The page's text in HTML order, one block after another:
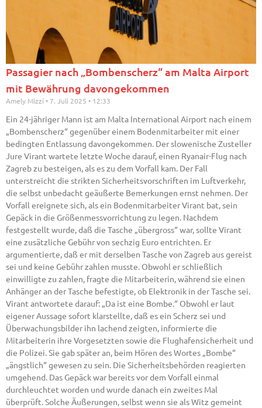
Passagier nach „Bombenscherz“ am Malta Airport
mit Bewährung davongekommen
Amely Mizzi 7. Juli 2025 12:33
Ein 24-jähriger Mann ist am Malta International Airport nach einem
„Bombenscherz“ gegenüber einem Bodenmitarbeiter mit einer
bedingten Entlassung davongekommen. Der slowenische Zusteller
Jure Virant wartete letzte Woche darauf, einen Ryanair-Flug nach
Zagreb zu besteigen, als es zu dem Vorfall kam. Der Fall
unterstreicht die strikten Sicherheitsvorschriften im Luftverkehr,
die selbst unbedacht geäußerte Bemerkungen ernst nehmen. Der
Vorfall ereignete sich, als ein Bodenmitarbeiter Virant bat, sein
Gepäck in die Größenmessvorrichtung zu legen. Nachdem
festgestellt wurde, daß die Tasche „übergross“ war, sollte Virant
eine zusätzliche Gebühr von sechzig Euro entrichten. Er
argumentierte, daß er mit derselben Tasche von Zagreb aus gereist
sei und keine Gebühr zahlen musste. Obwohl er schließlich
einwilligte zu zahlen, fragte die Mitarbeiterin, während sie einen
Anhänger an der Tasche befestigte, ob Elektronik in der Tasche sei.
Virant antwortete darauf: „Da ist eine Bombe.“ Obwohl er laut
eigener Aussage sofort klarstellte, daß es ein Scherz sei und
Überwachungsbilder ihn lachend zeigten, informierte die
Mitarbeiterin ihre Vorgesetzten sowie die Flughafensicherheit und
die Polizei. Sie gab später an, beim Hören des Wortes „Bombe“
„ängstlich“ gewesen zu sein. Die Sicherheitsbehörden reagierten
umgehend. Das Gepäck war bereits vor dem Vorfall einmal
durchleuchtet worden und wurde danach ein zweites Mal
überprüft. Solche Äußerungen, selbst wenn sie als Witz gemeint